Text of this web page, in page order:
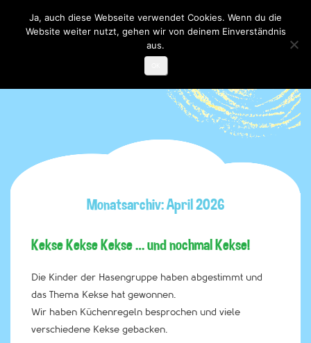
Toggle

Monatsarchiv: April 2026
Kekse Kekse Kekse … und nochmal Kekse!
Die Kinder der Hasengruppe haben abgestimmt und
das Thema Kekse hat gewonnen.
Wir haben Küchenregeln besprochen und viele
verschiedene Kekse gebacken.
Ja, auch diese Webseite verwendet Cookies. Wenn du die
Website weiter nutzt, gehen wir von deinem Einverständnis
aus.